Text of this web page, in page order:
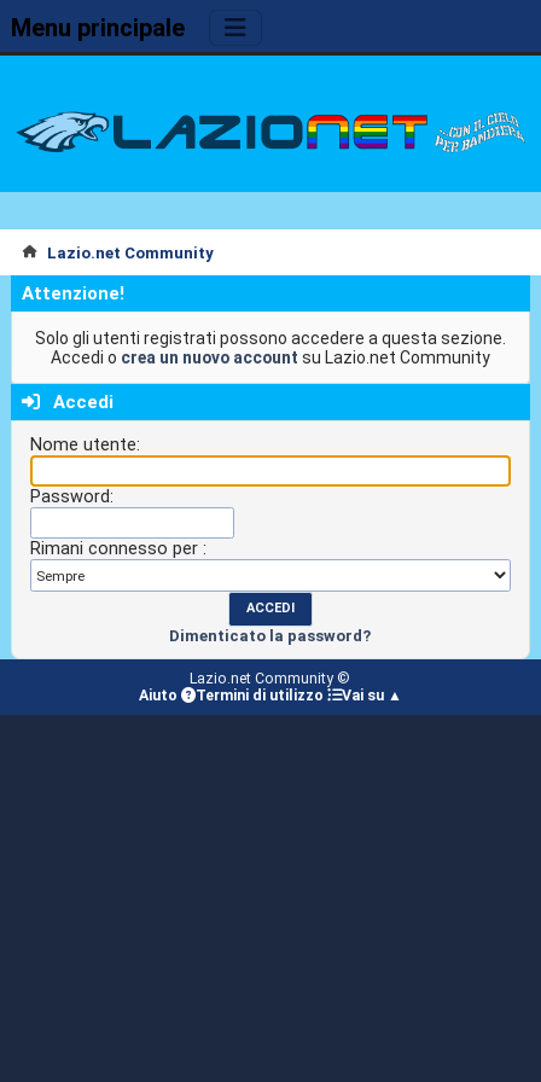
Menu principale
Lazio.net Community
Attenzione!
Solo gli utenti registrati possono accedere a questa sezione.
Accedi o crea un nuovo account su Lazio.net Community
Accedi
Nome utente:
Password:
Rimani connesso per :
Dimenticato la password?
Lazio.net Community ©
Aiuto
Termini di utilizzo Vai su ▲